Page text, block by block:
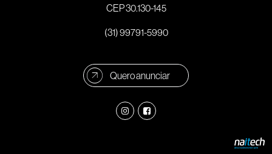
CEP 30.130-145
(31) 99791-5990
Quero anunciar